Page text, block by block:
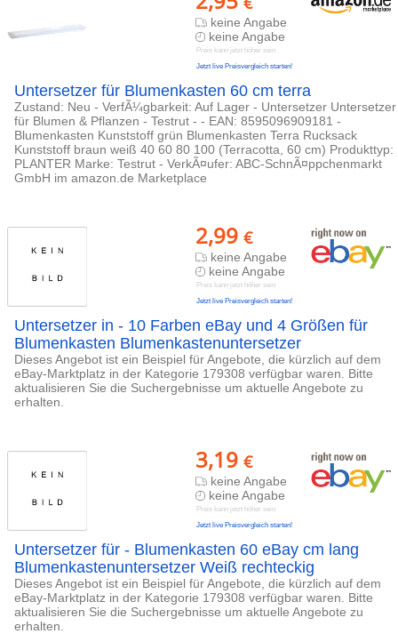
keine Angabe
keine Angabe
Preis kann jetzt höher sein
Jetzt live Preisvergleich starten!
Untersetzer für Blumenkasten 60 cm terra
Zustand: Neu - VerfÃ¼gbarkeit: Auf Lager - Untersetzer Untersetzer
für Blumen & Pflanzen - Testrut - - EAN: 8595096909181 -
Blumenkasten Kunststoff grün Blumenkasten Terra Rucksack
Kunststoff braun weiß 40 60 80 100 (Terracotta, 60 cm) Produkttyp:
PLANTER Marke: Testrut - VerkÃ¤ufer: ABC-SchnÃ¤ppchenmarkt
GmbH im amazon.de Marketplace
2,99 €
keine Angabe
keine Angabe
Preis kann jetzt höher sein
Jetzt live Preisvergleich starten!
Untersetzer in - 10 Farben eBay und 4 Größen für
Blumenkasten Blumenkastenuntersetzer
Dieses Angebot ist ein Beispiel für Angebote, die kürzlich auf dem
eBay-Marktplatz in der Kategorie 179308 verfügbar waren. Bitte
aktualisieren Sie die Suchergebnisse um aktuelle Angebote zu
erhalten.
3,19 €
keine Angabe
keine Angabe
Preis kann jetzt höher sein
Jetzt live Preisvergleich starten!
Untersetzer für - Blumenkasten 60 eBay cm lang
Blumenkastenuntersetzer Weiß rechteckig
Dieses Angebot ist ein Beispiel für Angebote, die kürzlich auf dem
eBay-Marktplatz in der Kategorie 179308 verfügbar waren. Bitte
aktualisieren Sie die Suchergebnisse um aktuelle Angebote zu
erhalten.